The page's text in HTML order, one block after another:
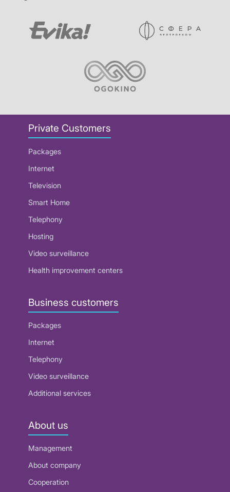
Private Customers
Packages
Internet
Television
Smart Home
Telephony
Hosting
Video surveillance
Health improvement centers
Business customers
Packages
Internet
Telephony
Video surveillance
Additional services
About us
Management
About company
Cooperation